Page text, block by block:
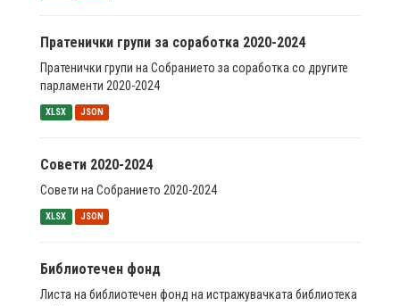
Пратенички групи за соработка 2020-2024
Пратенички групи на Собранието за соработка со другите
парламенти 2020-2024
XLSX JSON
Совети 2020-2024
Совети на Собранието 2020-2024
XLSX JSON
Библиотечен фонд
Листа на библиотечен фонд на истражувачката библиотека